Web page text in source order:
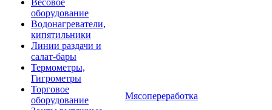
Весовое
оборудование
Водонагреватели,
кипятильники
Линии раздачи и
салат-бары
Термометры,
Гигрометры
Торговое
оборудование
Мясопереработка